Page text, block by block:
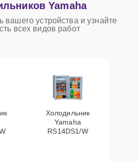
Yamaha
вашего устройства и узнайте
всех видов работ
Холодильник
Yamaha
RS14DS1/W